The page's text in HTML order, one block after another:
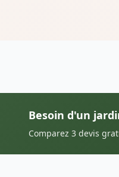
Besoin d'un
Comparez 3 devis